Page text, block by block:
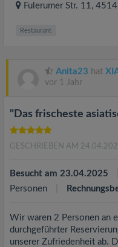
Fulerumer Str. 11,
Restaurant
Anita23 hat
vor 1 Jahr
"Das frischeste
GESCHRIEBEN AM
Besucht am 23.04.2025
Personen
Wir waren 2 Personen an
durchgeführter
unserer Zufriedenheit ab.